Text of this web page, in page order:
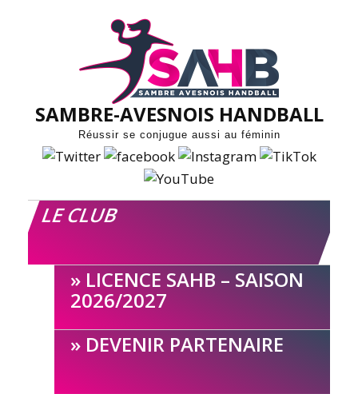
SAMBRE-AVESNOIS HANDBALL
Réussir se conjugue aussi au féminin
LE CLUB
LICENCE SAHB – SAISON
2026/2027
DEVENIR PARTENAIRE